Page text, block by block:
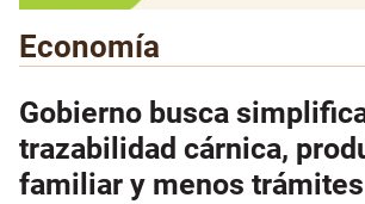
Economía
Gobierno busca
trazabilidad cárnica,
familiar y menos trámites